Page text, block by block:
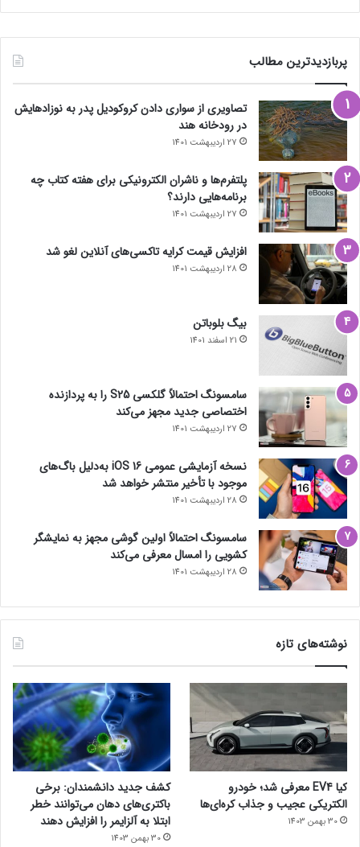
پربازدیدترین مطالب
تصاویری از سواری دادن کروکودیل پدر به نوزادهایش
در رودخانه هند
27 اردیبهشت 1401
پلتفرم‌ها و ناشران الکترونیکی برای هفته کتاب چه
برنامه‌هایی دارند؟
27 اردیبهشت 1401
افزایش قیمت کرایه تاکسی‌های آنلاین لغو شد
28 اردیبهشت 1401
بیگ بلوباتن
21 اسفند 1401
سامسونگ احتمالاً گلکسی S25 را به پردازنده
اختصاصی جدید مجهز می‌کند
27 اردیبهشت 1401
نسخه آزمایشی عمومی iOS 16 به‌دلیل باگ‌های
موجود با تأخیر منتشر خواهد شد
28 اردیبهشت 1401
سامسونگ احتمالاً اولین گوشی مجهز به نمایشگر
کشویی را امسال معرفی می‌کند
28 اردیبهشت 1401
نوشته‌های تازه
کیا EV4 معرفی شد؛ خودرو
الکتریکی عجیب و جذاب کره‌ای‌ها
30 بهمن 1403
کشف جدید دانشمندان: برخی
باکتری‌های دهان می‌توانند خطر
ابتلا به آلزایمر را افزایش دهند
30 بهمن 1403